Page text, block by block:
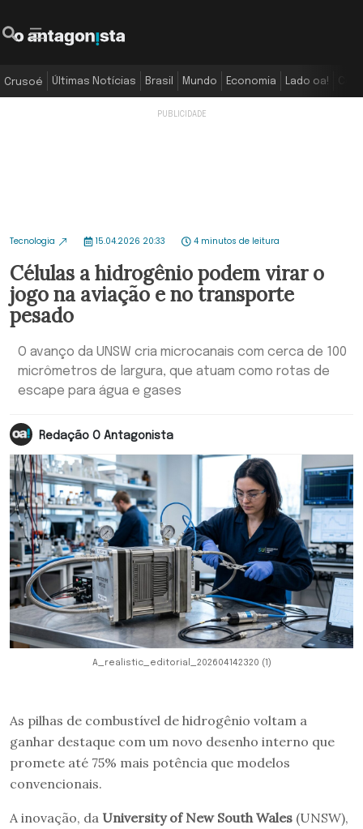
Crusoé Últimas Notícias Brasil Mundo Economia Lado oa!
Tecnologia 15.04.2026 20:33 4 minutos de leitura
Células a hidrogênio podem virar o
jogo na aviação e no transporte
pesado
O avanço da UNSW cria microcanais com cerca de 100
micrômetros de largura, que atuam como rotas de
escape para água e gases
Redação O Antagonista
A_realistic_editorial_202604142320 (1)
As pilhas de combustível de hidrogênio voltam a
ganhar destaque com um novo desenho interno que
promete até 75% mais potência que modelos
convencionais.
A inovação, da University of New South Wales (UNSW),